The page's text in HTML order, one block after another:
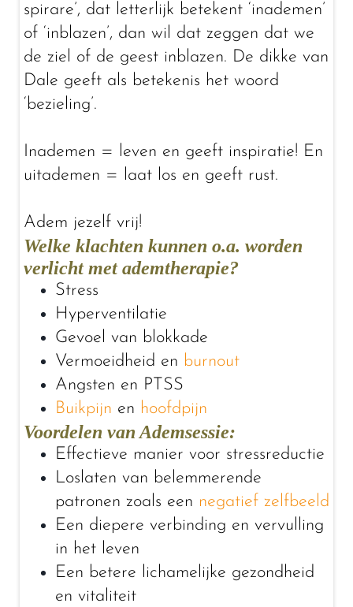
spirare’, dat letterlijk betekent ‘inademen’
of ‘inblazen’, dan wil dat zeggen dat we
de ziel of de geest inblazen. De dikke van
Dale geeft als betekenis het woord
‘bezieling’.
Inademen = leven en geeft inspiratie! En
uitademen = laat los en geeft rust.
Adem jezelf vrij!
Welke klachten kunnen o.a. worden
verlicht met ademtherapie?
Stress
Hyperventilatie
Gevoel van blokkade
Vermoeidheid en burnout
Angsten en PTSS
Buikpijn en hoofdpijn
Voordelen van Ademsessie:
Effectieve manier voor stressreductie
Loslaten van belemmerende
patronen zoals een negatief zelfbeeld
Een diepere verbinding en vervulling
in het leven
Een betere lichamelijke gezondheid
en vitaliteit